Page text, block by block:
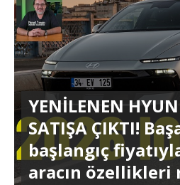
YENİLENEN
SATIŞA ÇIKTI!
başlangıç
aracın özellikleri